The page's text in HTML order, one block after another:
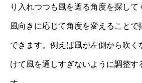
り入れつつも風を遮る角度を探し
風向きに応じて角度を変えることで
できます。例えば風が左側から吹く
けて風を通しすぎないように調整す